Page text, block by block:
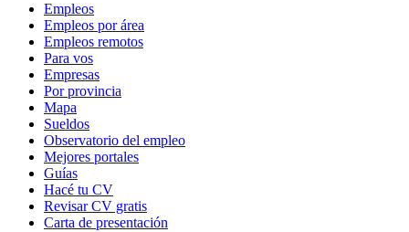
Empleos
Empleos por área
Empleos remotos
Para vos
Empresas
Por provincia
Mapa
Sueldos
Observatorio del empleo
Mejores portales
Guías
Hacé tu CV
Revisar CV gratis
Carta de presentación